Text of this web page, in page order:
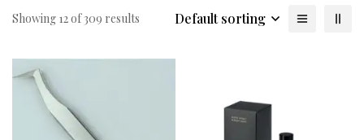
Showing 12 of 309 results Default sorting